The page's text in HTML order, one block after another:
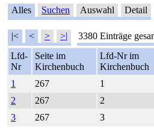
Alles Suchen Auswahl Detail
|< < > >| 3380 Einträge
Lfd-
Nr
Seite im
Kirchenbuch
Lfd-Nr im
Kirchenbuch
1
267 1
2
267 2
3
267 3